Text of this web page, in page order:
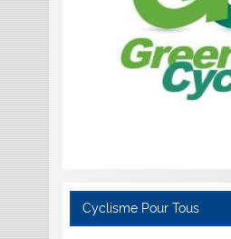
Cyclisme Pour Tous